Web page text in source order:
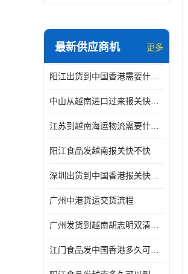
最新供应商机 更多
阳江出货到中国香港需要什么条件 专线直达
中山从越南进口过来报关快不快
江苏到越南海运物流需要什么条件 一步到位
阳江食品发越南报关快不快
深圳出货到中国香港报关快不快 一手货源
广州中港货运交货流程
广州发货到越南胡志明双清需要什么文件
江门食品发中国香港多久可以到 一键发货